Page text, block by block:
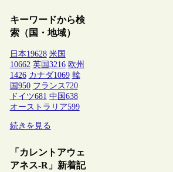
キーワードから検
索（国・地域）
日本19628 米国
10662 英国 3216 欧州
1426 カナダ1069 韓
国 950 フランス 720
ドイツ681 中国 638
オーストラリア599
続きを見る
「カレントアウェ
アネス-R」新着記